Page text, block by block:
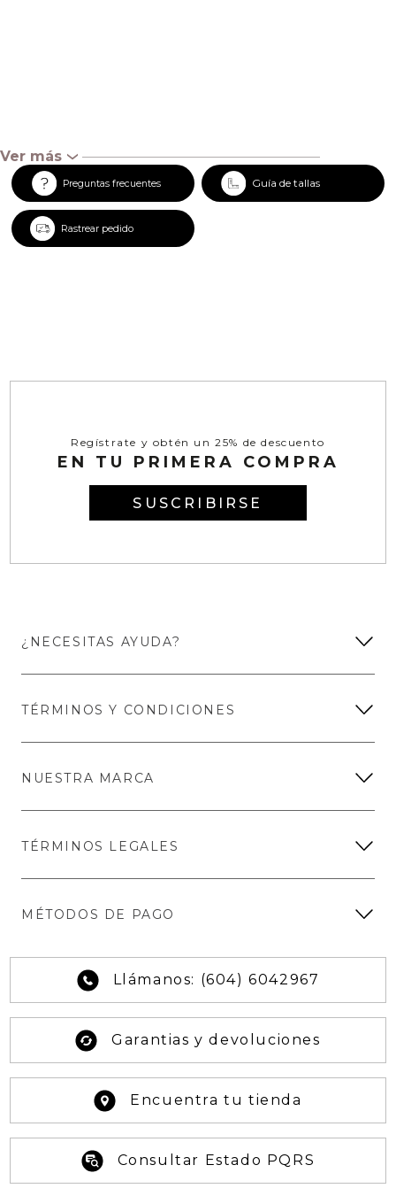
Ver más‹
Preguntas frecuentes Guía de tallas
Rastrear pedido
Regístrate y obtén un 25% de descuento
EN TU PRIMERA COMPRA
SUSCRIBIRSE
¿NECESITAS AYUDA?
TÉRMINOS Y CONDICIONES
NUESTRA MARCA
TÉRMINOS LEGALES
MÉTODOS DE PAGO
Llámanos: (604) 6042967
Garantias y devoluciones
Encuentra tu tienda
Consultar Estado PQRS